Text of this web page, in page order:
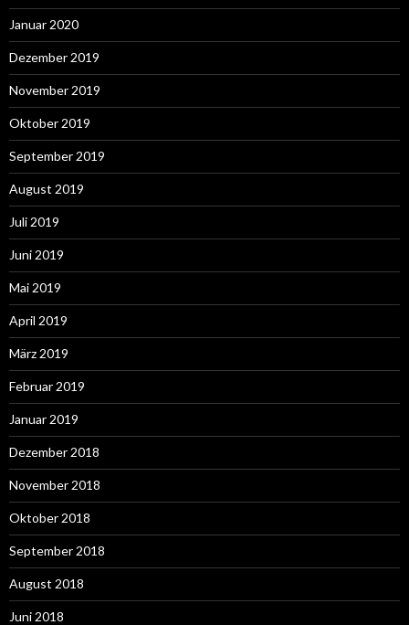
Januar 2020
Dezember 2019
November 2019
Oktober 2019
September 2019
August 2019
Juli 2019
Juni 2019
Mai 2019
April 2019
März 2019
Februar 2019
Januar 2019
Dezember 2018
November 2018
Oktober 2018
September 2018
August 2018
Juni 2018